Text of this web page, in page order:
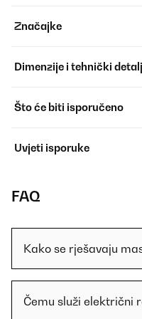
Značajke
Dimenzije i tehnički
Što će biti isporučeno
Uvjeti isporuke
FAQ
Kako se rješavaju
Čemu služi električni